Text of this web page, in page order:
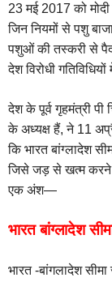
23 मई 2017 को
जिन नियमों से पशु
पशुओं की तस्करी से
देश विरोधी
देश के पूर्व गृहमंत्री पी
के अध्यक्ष हैं, ने 11
कि भारत बांग्लादेश
जिसे जड़ से खत्म करने
एक अंश—
भारत बांग्लादेश
भारत -बांगलादेश